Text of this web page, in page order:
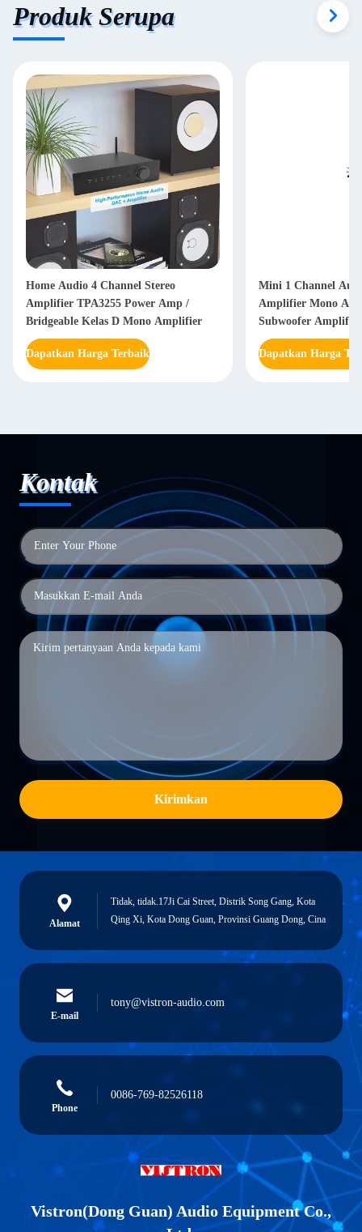
Produk Serupa
Home Audio 4 Channel Stereo
Amplifier TPA3255 Power Amp /
Bridgeable Kelas D Mono Amplifier
Dapatkan Harga Terbaik
Mini 1 Channel
Amplifier Mono
Subwoofer Amplifier
Dapatkan Harga
Kontak
Kirimkan
Alamat
Tidak, tidak.17Ji Cai Street, Distrik Song Gang, Kota
Qing Xi, Kota Dong Guan, Provinsi Guang Dong, Cina
E-mail
tony@vistron-audio.com
Phone
0086-769-82526118
Vistron(Dong Guan) Audio Equipment Co.,